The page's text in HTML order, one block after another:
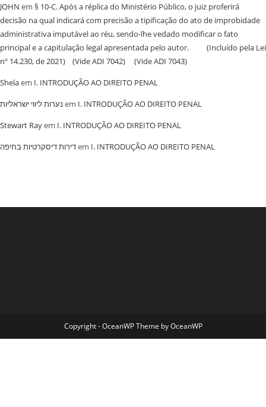
JOHN em § 10-C. Após a réplica do Ministério Público, o juiz proferirá
decisão na qual indicará com precisão a tipificação do ato de improbidade
administrativa imputável ao réu, sendo-lhe vedado modificar o fato
principal e a capitulação legal apresentada pelo autor. (Incluído pela Lei
nº 14.230, de 2021) (Vide ADI 7042) (Vide ADI 7043)
Shelaem I. INTRODUÇÃO AO DIREITO PENAL
נערות ליווי ישראליות em I. INTRODUÇÃO AO DIREITO PENAL
Stewart Rayem I. INTRODUÇÃO AO DIREITO PENAL
‏דירות דיסקרטיות בחיפהem I. INTRODUÇÃO AO DIREITO PENAL
Copyright - OceanWP Theme by OceanWP